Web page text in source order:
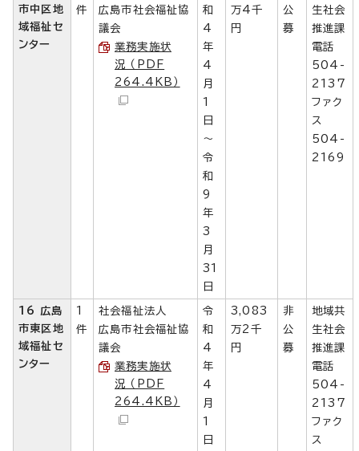
市中区地
域福祉セ
ンター
件
広島市社会福祉協
議会
業務実施状
況 （PDF
264.4KB）
和
4
年
4
月
1
日
～
令
和
9
年
3
月
31
日
万4千
円
公
募
生社会
推進課
電話
504-
2137
ファク
ス
504-
2169
16 広島
市東区地
域福祉セ
ンター
1
件
社会福祉法人
広島市社会福祉協
議会
業務実施状
況 （PDF
264.4KB）
令
和
4
年
4
月
1
日
3,083
万2千
円
非
公
募
地域共
生社会
推進課
電話
504-
2137
ファク
ス